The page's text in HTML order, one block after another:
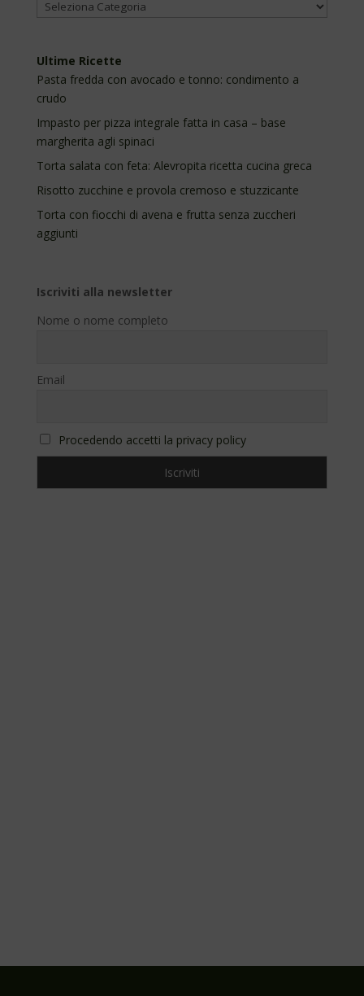
Ultime Ricette
Pasta fredda con avocado e tonno: condimento a
crudo
Impasto per pizza integrale fatta in casa – base
margherita agli spinaci
Torta salata con feta: Alevropita ricetta cucina greca
Risotto zucchine e provola cremoso e stuzzicante
Torta con fiocchi di avena e frutta senza zuccheri
aggiunti
Iscriviti alla newsletter
Nome o nome completo
Email
Procedendo accetti la privacy policy